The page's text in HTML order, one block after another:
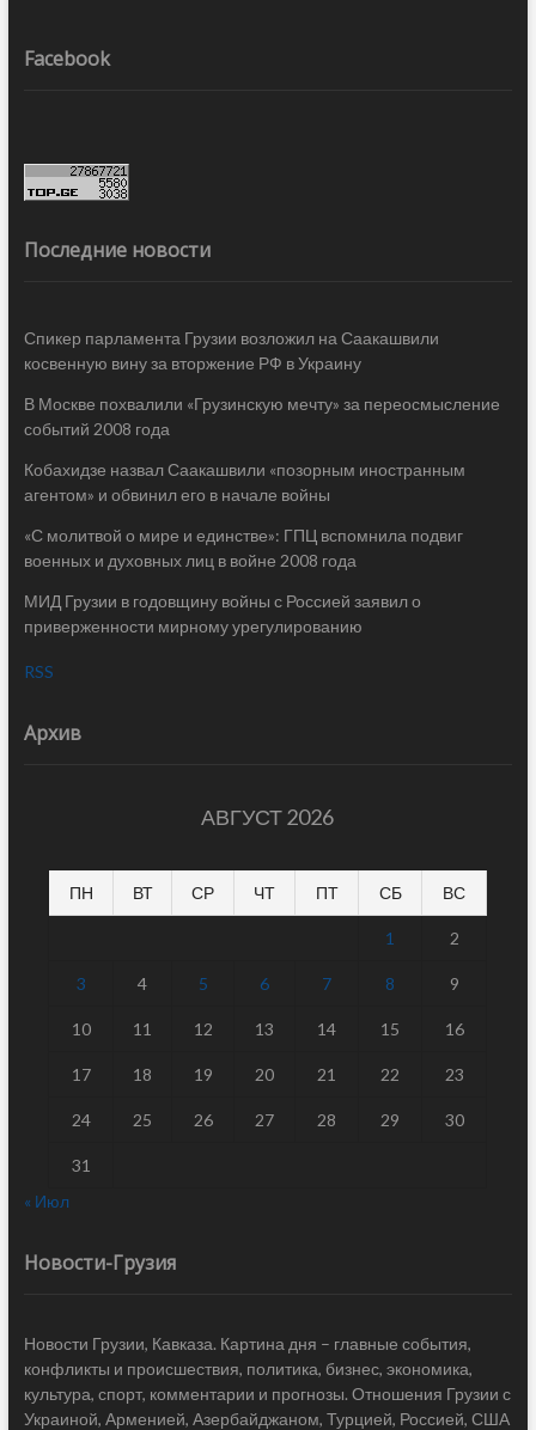
Facebook
Последние новости
Спикер парламента Грузии возложил на Саакашвили
косвенную вину за вторжение РФ в Украину
В Москве похвалили «Грузинскую мечту» за переосмысление
событий 2008 года
Кобахидзе назвал Саакашвили «позорным иностранным
агентом» и обвинил его в начале войны
«С молитвой о мире и единстве»: ГПЦ вспомнила подвиг
военных и духовных лиц в войне 2008 года
МИД Грузии в годовщину войны с Россией заявил о
приверженности мирному урегулированию
RSS
Архив
АВГУСТ 2026
ПН ВТ СР ЧТ ПТ СБ ВС
1 2
3 4 5 6 7 8 9
10 11 12 13 14 15 16
17 18 19 20 21 22 23
24 25 26 27 28 29 30
31
« Июл
Новости-Грузия
Новости Грузии, Кавказа. Картина дня – главные события,
конфликты и происшествия, политика, бизнес, экономика,
культура, спорт, комментарии и прогнозы. Отношения Грузии с
Украиной, Арменией, Азербайджаном, Турцией, Россией, США